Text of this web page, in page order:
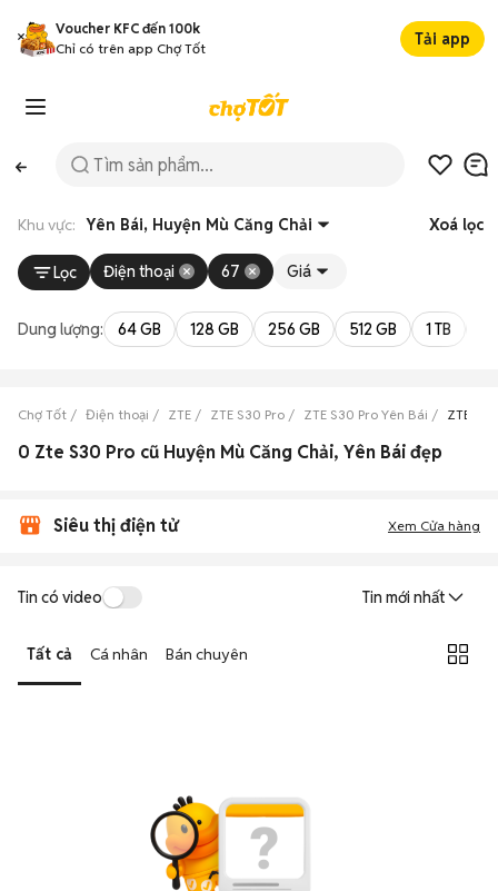
Voucher KFC đến 100k
Chỉ có trên app Chợ Tốt
Tải app
Khu vực: Yên Bái, Huyện Mù Căng Chải Xoá lọc
Lọc Điện thoại 67 Giá
Dung lượng: 64 GB 128 GB 256 GB 512 GB 1 TB
Chợ Tốt Điện thoại ZTE ZTE S30 Pro ZTE S30 Pro Yên Bái ZTE
0 Zte S30 Pro cũ Huyện Mù Căng Chải, Yên Bái đẹp
Siêu thị điện tử Xem Cửa hàng
Tin có video Tin mới nhất
Tất cả Cá nhân Bán chuyên